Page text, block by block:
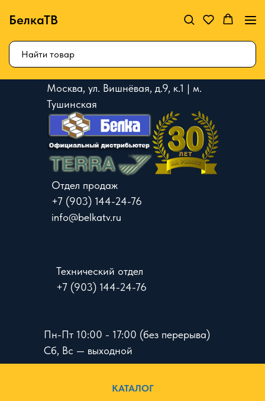
БелкаТВ
Москва, ул. Вишнёвая, д.9, к.1 | м.
Тушинская
Отдел продаж
+7 (903) 144-24-76
info@belkatv.ru
Пн-Пт 10:00 - 17:00 (без перерыва)
Сб, Вс — выходной
Технический отдел
+7 (903) 144-24-76
КАТАЛОГ